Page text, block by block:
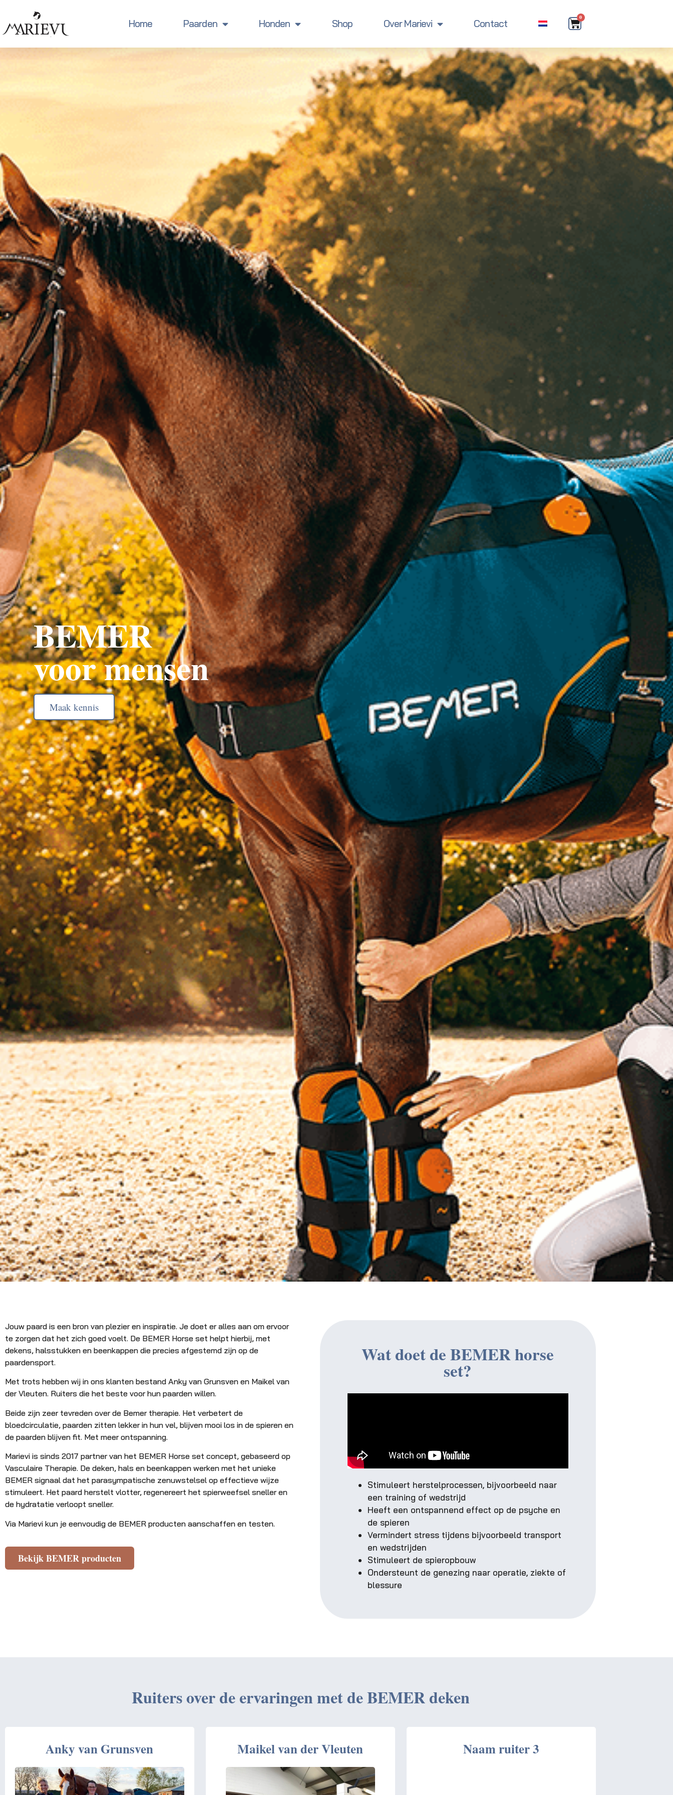
Home Paarden Honden Shop Over Marievi Contact
0
BEMER
voor mensen
Maak kennis
Jouw paard is een bron van plezier en inspiratie. Je doet er alles aan om ervoor
te zorgen dat het zich goed voelt. De BEMER Horse set helpt hierbij, met
dekens, halsstukken en beenkappen die precies afgestemd zijn op de
paardensport.
Met trots hebben wij in ons klanten bestand Anky van Grunsven en Maikel van
der Vleuten. Ruiters die het beste voor hun paarden willen.
Beide zijn zeer tevreden over de Bemer therapie. Het verbetert de
bloedcirculatie, paarden zitten lekker in hun vel, blijven mooi los in de spieren en
de paarden blijven fit. Met meer ontspanning.
Marievi is sinds 2017 partner van het BEMER Horse set concept, gebaseerd op
Vasculaire Therapie. De deken, hals en beenkappen werken met het unieke
BEMER signaal dat het parasympatische zenuwstelsel op effectieve wijze
stimuleert. Het paard herstelt vlotter, regenereert het spierweefsel sneller en
de hydratatie verloopt sneller.
Via Marievi kun je eenvoudig de BEMER producten aanschaffen en testen.
Bekijk BEMER producten
Wat doet de BEMER horse
set?
Stimuleert herstelprocessen, bijvoorbeeld naar
een training of wedstrijd
Heeft een ontspannend effect op de psyche en
de spieren
Vermindert stress tijdens bijvoorbeeld transport
en wedstrijden
Stimuleert de spieropbouw
Ondersteunt de genezing naar operatie, ziekte of
blessure
Ruiters over de ervaringen met de BEMER deken
Anky van Grunsven Maikel van der Vleuten Naam ruiter 3